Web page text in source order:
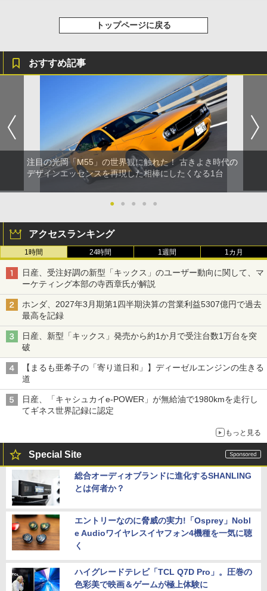
トップページに戻る
おすすめ記事
注目の光岡「M55」の世界観に触れた！ 古きよき時代の
デザインエッセンスを再現した相棒にしたくなる1台
● ● ● ● ●
アクセスランキング
1時間 24時間 1週間 1カ月
日産、受注好調の新型「キックス」のユーザー動向に関して、マ
ーケティング本部の寺西章氏が解説
ホンダ、2027年3月期第1四半期決算の営業利益5307億円で過去
最高を記録
日産、新型「キックス」発売から約1か月で受注台数1万台を突
破
【まるも亜希子の「寄り道日和」】ディーゼルエンジンの生きる
道
日産、「キャシュカイe-POWER」が無給油で1980kmを走行し
てギネス世界記録に認定
もっと見る
Special Site
総合オーディオブランドに進化するSHANLING
とは何者か？
エントリーなのに脅威の実力!「Osprey」Nobl
e Audioワイヤレスイヤフォン4機種を一気に聴
く
ハイグレードテレビ「TCL Q7D Pro」。圧巻の
色彩美で映画＆ゲームが極上体験に